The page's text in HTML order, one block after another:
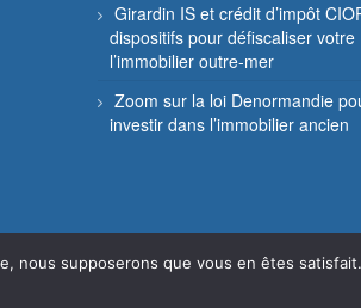
Girardin IS et crédit d’impôt
dispositifs pour défiscaliser votre
l’immobilier outre-mer
Zoom sur la loi Denormandie
investir dans l’immobilier ancien
nous supposerons que vous en êtes satisfait.